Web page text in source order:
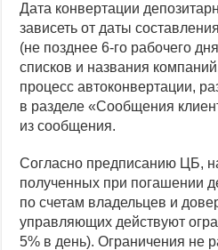
Дата конвертации
зависеть от даты
(не позднее 6-го рабочего
списков и названия
процесс автоконвертации,
в разделе «Сообщения
из сообщения.
Согласно предписанию ЦБ,
полученных при погашении
по счетам владельцев и
управляющих действуют
5% в день). Ограничения не